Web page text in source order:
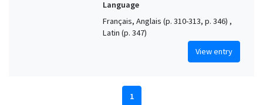
Language
Français, Anglais (p. 310-313, p. 346) ,
Latin (p. 347)
View entry
1